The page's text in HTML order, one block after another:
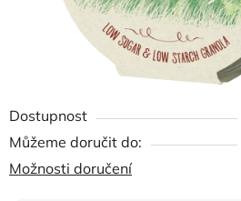
Dostupnost
Můžeme doručit do:
Možnosti doručení